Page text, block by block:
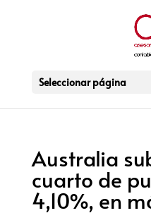
Seleccionar página
Australia
cuarto de
4,10%, en